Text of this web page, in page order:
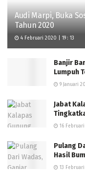
Audi Marpi, Buka
Tahun 2020
4 Februari 2020 | 19 : 13
Banjir
Lumpuh
9 Januari
Jabat
16
Pulang
Hasil
13